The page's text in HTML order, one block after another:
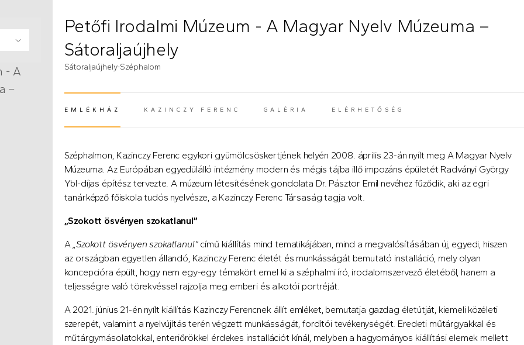
Petőfi Irodalmi Múzeum - A Magyar Nyelv Múzeuma –
Sátoraljaújhely
Sátoraljaújhely-Széphalom
EMLÉKHÁZ
KAZINCZY FERENC GALÉRIA ELÉRHETŐSÉG
Széphalmon, Kazinczy Ferenc egykori gyümölcsöskertjének helyén 2008. április 23-án nyílt meg A Magyar Nyelv
Múzeuma. Az Európában egyedülálló intézmény modern és mégis tájba illő impozáns épületét Radványi György
Ybl-díjas építész tervezte. A múzeum létesítésének gondolata Dr. Pásztor Emil nevéhez fűződik, aki az egri
tanárképző főiskola tudós nyelvésze, a Kazinczy Ferenc Társaság tagja volt.
„Szokott ösvényen szokatlanul”
A „Szokott ösvényen szokatlanul” című kiállítás mind tematikájában, mind a megvalósításában új, egyedi, hiszen
az országban egyetlen állandó, Kazinczy Ferenc életét és munkásságát bemutató installáció, mely olyan
koncepcióra épült, hogy nem egy-egy témakört emel ki a széphalmi író, irodalomszervező életéből, hanem a
teljességre való törekvéssel rajzolja meg emberi és alkotói portréját.
A 2021. június 21-én nyílt kiállítás Kazinczy Ferencnek állít emléket, bemutatja gazdag életútját, kiemeli közéleti
szerepét, valamint a nyelvújítás terén végzett munkásságát, fordítói tevékenységét. Eredeti műtárgyakkal és
műtárgymásolatokkal, enteriőrökkel érdekes installációt kínál, melyben a hagyományos kiállítási elemek mellett
–
–
––
––
–
–
–
és
–
–
Vál
- A
–